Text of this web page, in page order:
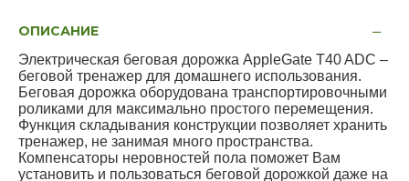
ОПИСАНИЕ
Электрическая беговая дорожка AppleGate T40 ADC –
беговой тренажер для домашнего использования.
Беговая дорожка оборудована транспортировочными
роликами для максимально простого перемещения.
Функция складывания конструкции позволяет хранить
тренажер, не занимая много пространства.
Компенсаторы неровностей пола поможет Вам
установить и пользоваться беговой дорожкой даже на